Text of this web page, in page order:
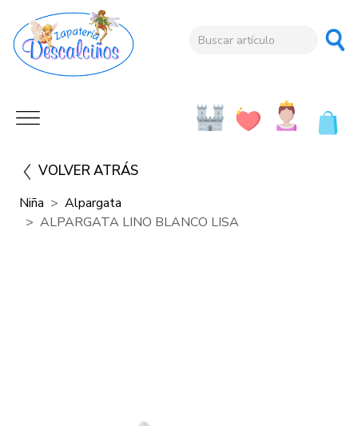
VOLVER ATRÁS
Niña
Alpargata
ALPARGATA LINO BLANCO LISA